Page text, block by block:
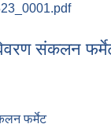
संकलन
फर्मेट